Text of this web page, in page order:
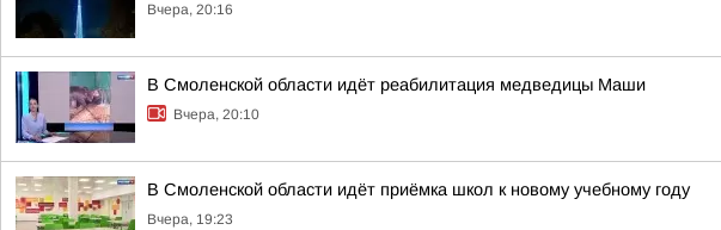
Вчера, 20:16
В Смоленской области идёт реабилитация медведицы Маши
Вчера, 20:10
В Смоленской области идёт приёмка школ к новому учебному году
Вчера, 19:23